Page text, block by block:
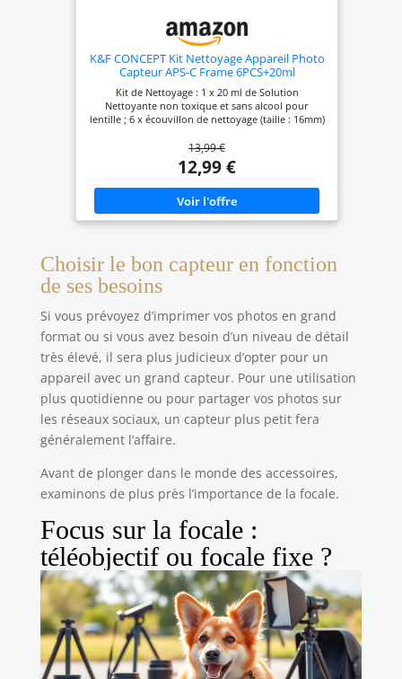
K&F CONCEPT Kit Nettoyage Appareil Photo
Capteur APS-C Frame 6PCS+20ml
Kit de Nettoyage : 1 x 20 ml de Solution
Nettoyante non toxique et sans alcool pour
lentille ; 6 x écouvillon de nettoyage (taille : 16mm)
Il nettoie facilement et efficacement les objectif,
capteurs, écrans tel que : téléphone, tablette,
Nintendo Switch, télé, ordinateur. 6 Écouvillons
(Largeur : 16mm) pour Capteur APS : Chaque
écouvillon est emballé sous vide qu’assure une
environment 100% sans poussière.Les bâtons de
nettoyage sont désigné pour les appareil photo
photo plein format. Swabs sont parfaits pour un
professionnel nettoyage à sec ou humide. Il est
préconisé de verser 1 goutte de solution sur les
spatules ( le petit flacon peut sprayer) à nettoyer
les capteurs. Attention: Évitez tout contact avec les
yeux et gardez le flacon hors de portée des
enfants.
13,99 €
12,99 €
Choisir le bon capteur en fonction
de ses besoins
Si vous prévoyez d’imprimer vos photos en grand
format ou si vous avez besoin d’un niveau de détail
très élevé, il sera plus judicieux d’opter pour un
appareil avec un grand capteur. Pour une utilisation
plus quotidienne ou pour partager vos photos sur
les réseaux sociaux, un capteur plus petit fera
généralement l’affaire.
Avant de plonger dans le monde des accessoires,
examinons de plus près l’importance de la focale.
Focus sur la focale :
téléobjectif ou focale fixe ?